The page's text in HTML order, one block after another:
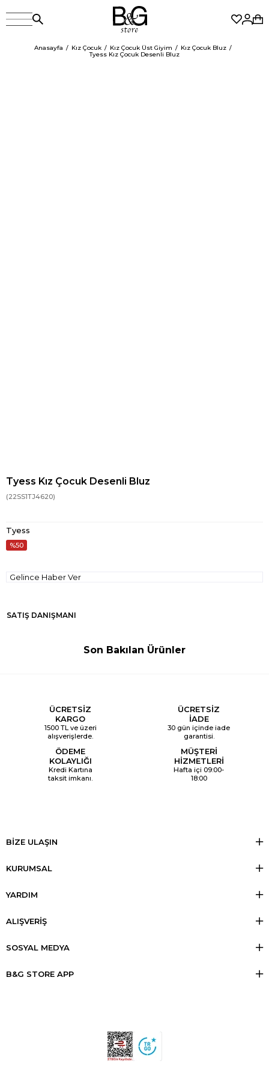
Anasayfa Kız Çocuk Kız Çocuk Üst Giyim
Kız Çocuk Bluz
Tyess Kız Çocuk Desenli Bluz
Tyess Kız Çocuk Desenli Bluz
(22SS1TJ4620)
Tyess
50
Gelince Haber Ver
SATIŞ DANIŞMANI
Son Bakılan Ürünler
ÜCRETSİZ
KARGO
1500 TL ve üzeri
alışverişlerde.
ÜCRETSİZ
İADE
30 gün içinde iade
garantisi.
ÖDEME
KOLAYLIĞI
Kredi Kartına
taksit imkanı.
MÜŞTERİ
HİZMETLERİ
Hafta içi 09:00-
18:00
BİZE ULAŞIN
KURUMSAL
YARDIM
ALIŞVERİŞ
SOSYAL MEDYA
B&G STORE APP